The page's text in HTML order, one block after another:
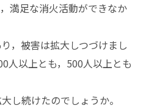
満足な消火活動ができなか
，被害は拡大しつづけまし
人以上とも，500人以上とも
し続けたのでしょうか。